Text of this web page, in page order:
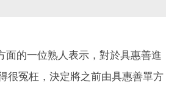
面的一位熟人表示，對於具惠善進
很冤枉，決定將之前由具惠善單方